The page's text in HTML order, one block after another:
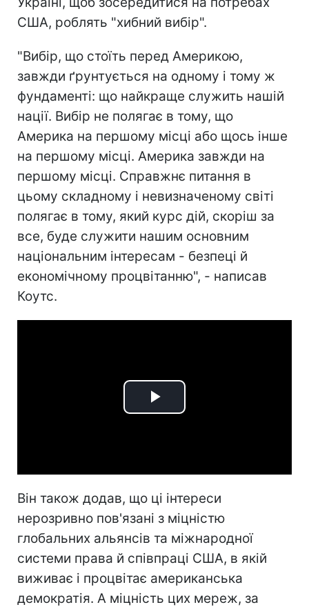
США, роблять "хибний вибір".
"Вибір, що стоїть перед Америкою,
завжди ґрунтується на одному і тому ж
фундаменті: що найкраще служить нашій
нації. Вибір не полягає в тому, що
Америка на першому місці або щось інше
на першому місці. Америка завжди на
першому місці. Справжнє питання в
цьому складному і невизначеному світі
полягає в тому, який курс дій, скоріш за
все, буде служити нашим основним
національним інтересам - безпеці й
економічному процвітанню", - написав
Коутс.
Play
Він також додав, що ці інтереси
нерозривно пов'язані з міцністю
глобальних альянсів та міжнародної
системи права й співпраці США, в якій
виживає і процвітає американська
демократія. А міцність цих мереж, за